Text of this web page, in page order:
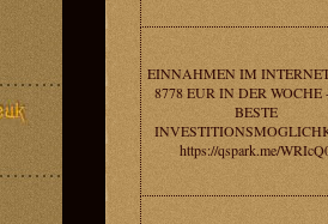
EINNAHMEN IM
8778 EUR IN DER WOCHE
BESTE
https://qspark.me/